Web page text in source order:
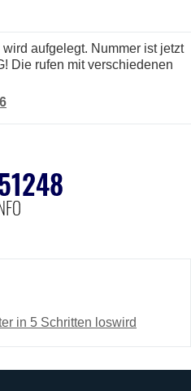
Die rufen mit verschiedenen
in 5 Schritten loswird